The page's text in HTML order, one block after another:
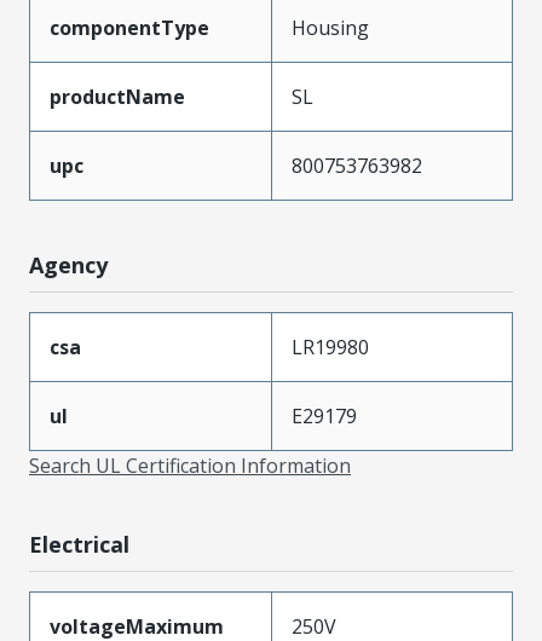
componentType Housing
productName SL
upc 800753763982
Agency
csa LR19980
ul
E29179
Search UL Certification Information
Electrical
voltageMaximum 250V